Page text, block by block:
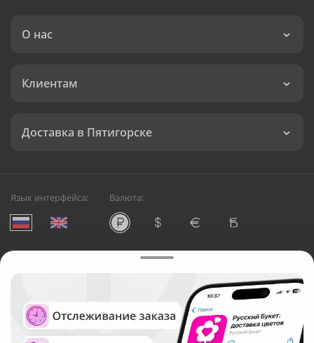
О нас
Клиентам
Доставка в Пятигорске
Язык интерфейса: Валюта:
Служба круглосуточной доставки цветов в Пятигорске
Русский Букет, 2026
Общество с ограниченной ответственностью «Технология»
ОГРН: 1195476081745, ИНН: 5410081997
Юридический адрес: г. Новосибирск, ул. Ипподромская,